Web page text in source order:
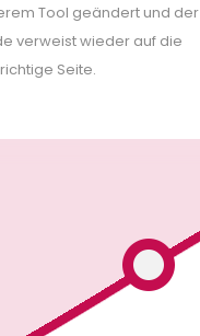
Tool geändert und der
verweist wieder auf die
richtige Seite.